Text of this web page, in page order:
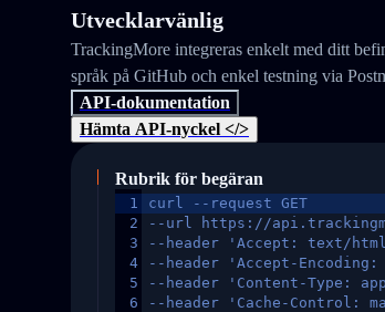
Utvecklarvänlig
TrackingMore integreras enkelt med ditt
språk på GitHub och enkel testning via
API-dokumentation
Hämta API-nyckel </>
Rubrik för begäran
1
2
3
4
5
6
curl --request GET
--url https://
--header 'Accept: text/
--header 'Accept-
--header 'Content-Type:
--header 'Cache-Control: